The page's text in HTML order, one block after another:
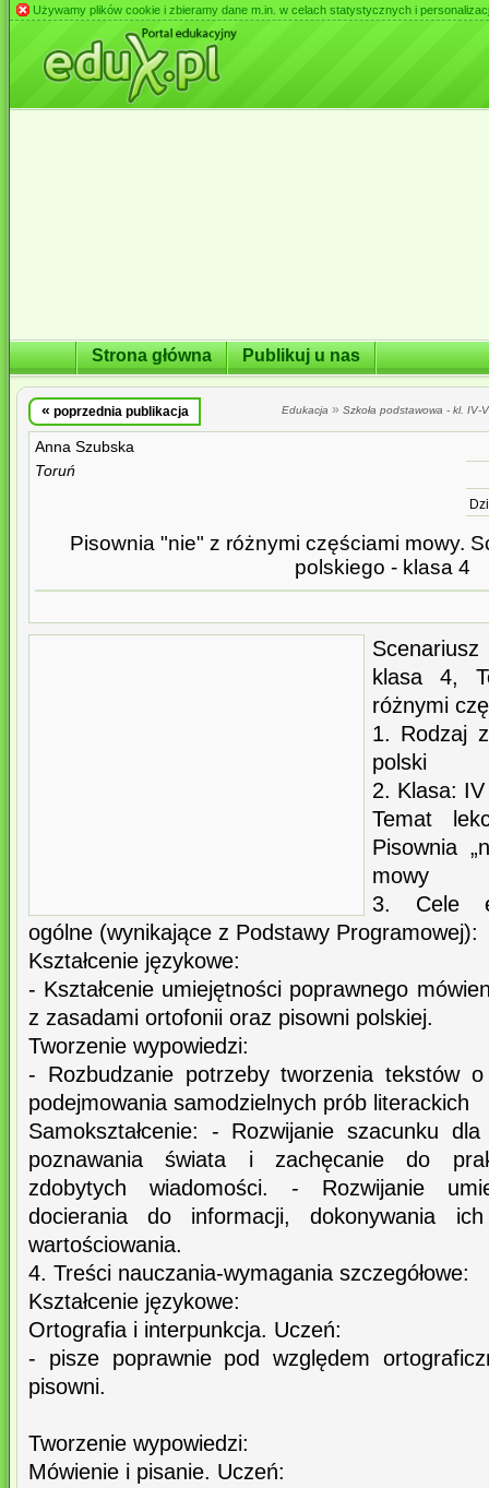
Używamy plików cookie i zbieramy dane m.in. w celach statystycznych i
Strona główna Publikuj u nas
« poprzednia publikacja Edukacja » Szkoła podstawowa - kl. IV-
Anna Szubska
Toruń
Pisownia "nie" z różnymi częściami mowy.
polskiego - klasa 4
klasa 4,
różnymi
1. Rodzaj
polski
2. Klasa: IV
Temat
Pisownia
mowy
3. Cele
ogólne (wynikające z Podstawy Programowej):
Kształcenie językowe:
- Kształcenie umiejętności poprawnego
z zasadami ortofonii oraz pisowni polskiej.
Tworzenie wypowiedzi:
- Rozbudzanie potrzeby tworzenia tekstów
podejmowania samodzielnych prób literackich
Samokształcenie: - Rozwijanie szacunku
poznawania świata i zachęcanie do
zdobytych wiadomości. - Rozwijanie
docierania do informacji, dokonywania
wartościowania.
4. Treści nauczania-wymagania szczegółowe:
Kształcenie językowe:
Ortografia i interpunkcja. Uczeń:
- pisze poprawnie pod względem
pisowni.
Tworzenie wypowiedzi:
Mówienie i pisanie. Uczeń: